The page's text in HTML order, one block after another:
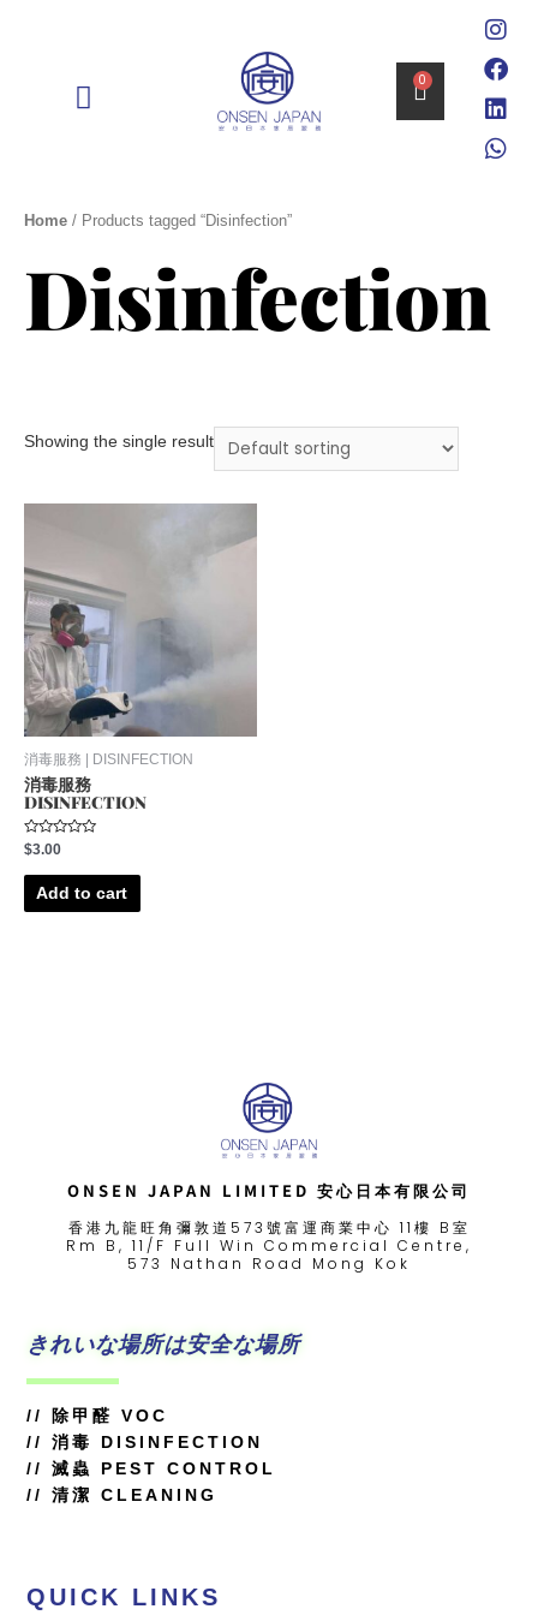
0
Home / Products tagged “Disinfection”
Disinfection
Showing the single result
消毒服務 | DISINFECTION
消毒服務
DISINFECTION
Rated
0
out
$3.00
Add to cart
ONSEN JAPAN LIMITED 安心日本有限公司
香港九龍旺角彌敦道573號富運商業中心 11樓 B室
Rm B, 11/F Full Win Commercial Centre,
573 Nathan Road Mong Kok
きれいな場所は安全な場所
//
除甲醛 VOC
//
消毒 DISINFECTION
// 滅蟲 PEST CONTROL
// 清潔 CLEANING
QUICK LINKS